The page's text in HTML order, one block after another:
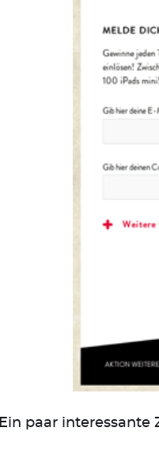
Ein paar interessante